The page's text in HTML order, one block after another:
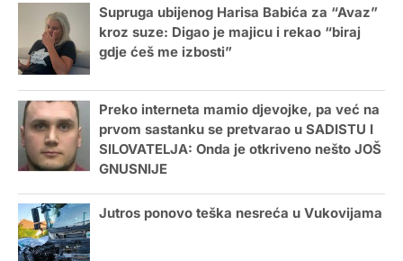
Supruga ubijenog Harisa Babića za “Avaz”
kroz suze: Digao je majicu i rekao “biraj
gdje ćeš me izbosti”
Preko interneta mamio djevojke, pa već na
prvom sastanku se pretvarao u SADISTU I
SILOVATELJA: Onda je otkriveno nešto JOŠ
GNUSNIJE
Jutros ponovo teška nesreća u Vukovijama